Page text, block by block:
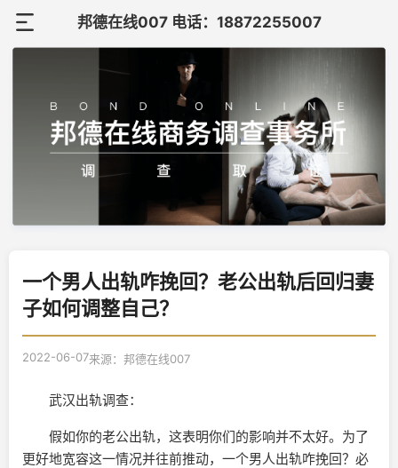
邦德在线007 电话：18872255007
查
一个男人出轨咋挽回？老公出轨后回归妻
子如何调整自己？
2022-06-07来源：邦德在线007
武汉出轨调查：
假如你的老公出轨，这表明你们的影响并不太好。为了
更好地宽容这一情况并往前推动，一个男人出轨咋挽回？必